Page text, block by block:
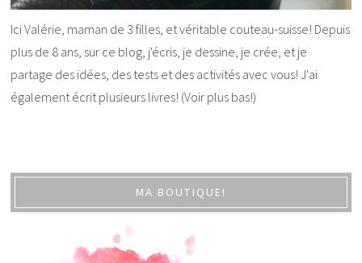
Ici Valérie, maman de 3 filles, et véritable couteau-suisse! Depuis
plus de 8 ans, sur ce blog, j'écris, je dessine, je crée, et je
partage des idées, des tests et des activités avec vous! J'ai
également écrit plusieurs livres! (Voir plus bas!)
MA BOUTIQUE!